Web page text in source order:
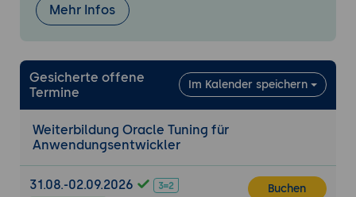
Mehr Infos
Gesicherte offene
Termine
Im Kalender speichern
Weiterbildung Oracle Tuning für
Anwendungsentwickler
31.08.-02.09.2026 Buchen